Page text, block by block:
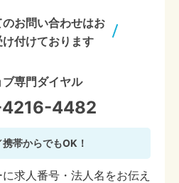
お問い合わせはお
付けております
ブ専門ダイヤル
4482
帯からでもOK！
求人番号・法人名をお伝え